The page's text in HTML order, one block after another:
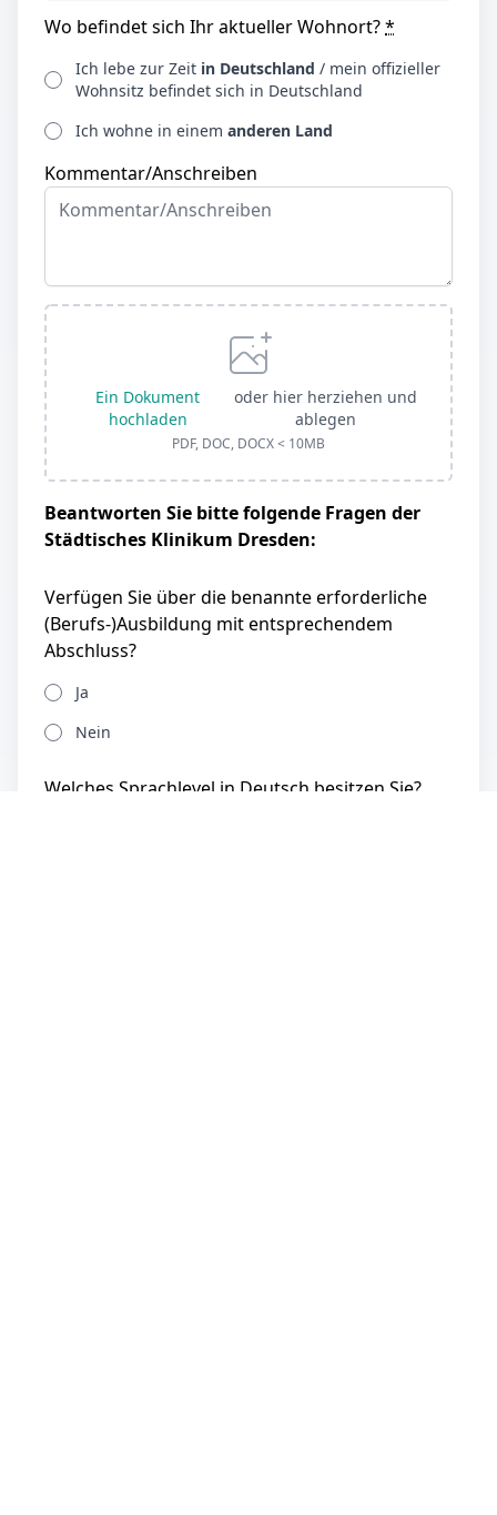
Wo befindet sich Ihr aktueller Wohnort?*
Ich lebe zur Zeit in Deutschland / mein offizieller
Wohnsitz befindet sich in Deutschland
Ich wohne in einem anderen Land
Kommentar/Anschreiben
Ein Dokument
hochladen
oder hier herziehen und
ablegen
PDF, DOC, DOCX < 10MB
Beantworten Sie bitte folgende Fragen der
Städtisches Klinikum Dresden:
Verfügen Sie über die benannte erforderliche
(Berufs-)Ausbildung mit entsprechendem
Abschluss?
Ja
Nein
Welches Sprachlevel in Deutsch besitzen Sie?